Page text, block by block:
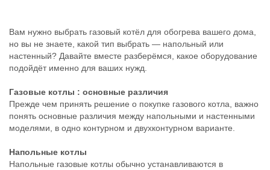
Вам нужно выбрать газовый котёл для обогрева вашего дома,
но вы не знаете, какой тип выбрать — напольный или
настенный? Давайте вместе разберёмся, какое оборудование
подойдёт именно для ваших нужд.
Газовые котлы : основные различия
Прежде чем принять решение о покупке газового котла, важно
понять основные различия между напольными и настенными
моделями, в одно контурном и двухконтурном варианте.
Напольные котлы
Напольные газовые котлы обычно устанавливаются в